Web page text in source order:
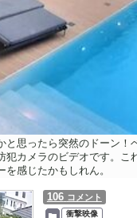
と思ったら突然のドーン！
犯カメラのビデオです。こ
感じたかもしれん。
106 コメント
衝撃映像